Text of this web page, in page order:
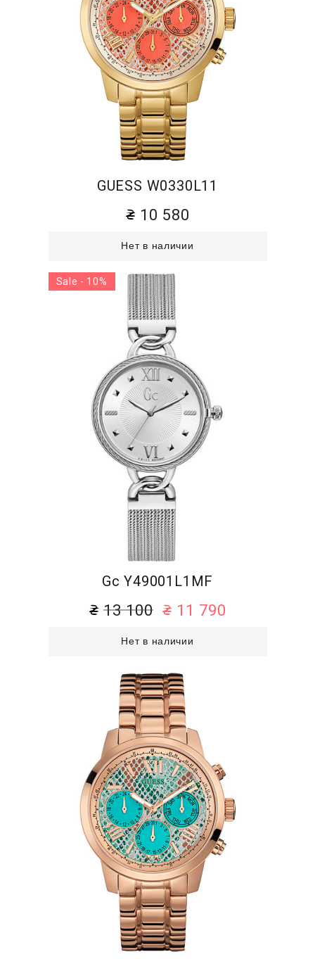
GUESS W0330L11
10 580
Нет в наличии
Gc Y49001L1MF
13 100 11 790
Нет в наличии
Sale - 10%